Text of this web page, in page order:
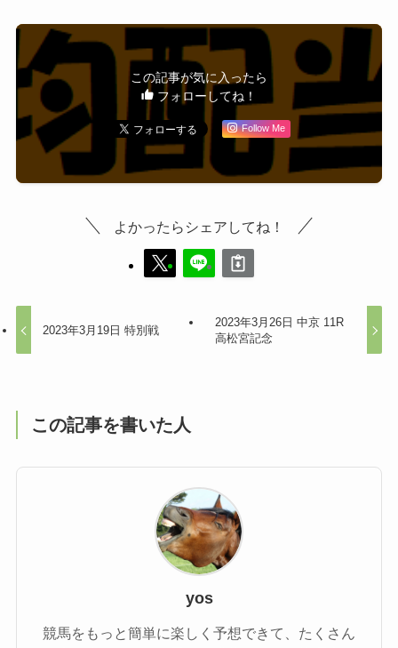
この記事が気に入ったら
フォローしてね！
Follow Me
よかったらシェアしてね！
2023年3月19日 特別戦
2023年3月26日 中京 11R
高松宮記念
この記事を書いた人
yos
競馬をもっと簡単に楽しく予想できて、たくさん